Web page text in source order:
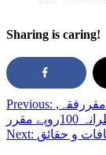
Sharing is caring!
Previous: ,گلگت،اہلسنت کیلئے فطرانہ فی کس70روپے مقررفقہ
مقرر
Next: و حقائق